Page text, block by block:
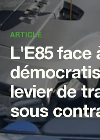
ARTICLE
L'E85 face
levier de
sous